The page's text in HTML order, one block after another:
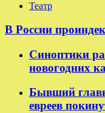
Театр
В России
Синоптики
новогодних
Бывший
евреев